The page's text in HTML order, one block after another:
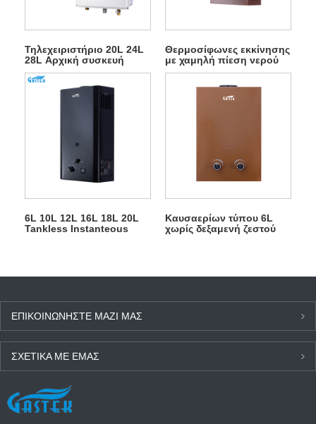
Τηλεχειριστήριο 20L 24L
28L Αρχική συσκευή
Εξωτερική θερμαντήρα
νερού φυσικού αερίου
Θερμοσίφωνες εκκίνησης
με χαμηλή πίεση νερού
Τύπος καυσαερίων LPG
6L 10L 12L 16L 18L 20L
Tankless Instanteous
Καυσαερίων τύπου 6L
χωρίς δεξαμενή ζεστού
ΕΠΙΚΟΙΝΩΝΉΣΤΕ ΜΑΖΊ ΜΑΣ
ΣΧΕΤΙΚΆ ΜΕ ΕΜΆΣ
ΤΕΛΕΥΤΑΊΑ ΝΈΑ